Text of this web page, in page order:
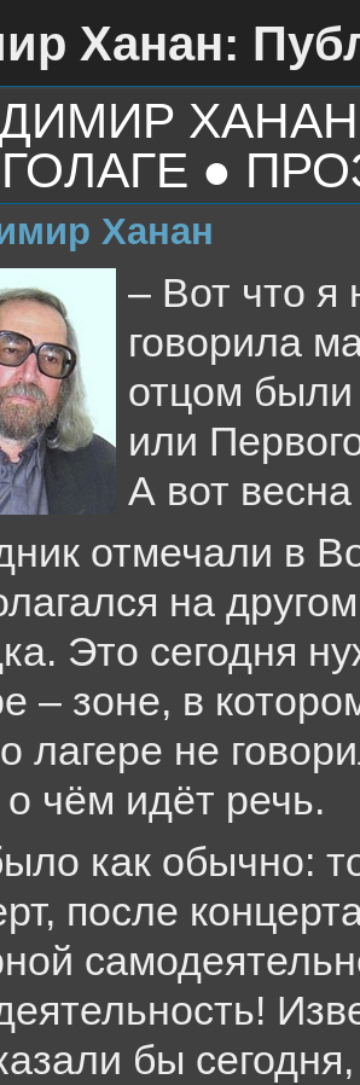
Ханан:
●
Ханан
– Вот что я
говорила
отцом
или
А вот
отмечали в
на
Это сегодня
– зоне, в
лагере не
о чём идёт речь.
как обычно:
после
бы